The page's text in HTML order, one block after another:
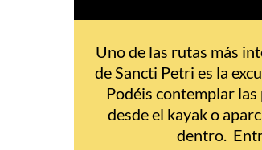
Uno de las rutas más
de Sancti Petri es la
Podéis contemplar
desde el kayak o
dentro.